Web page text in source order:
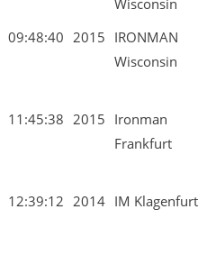
Wisconsin
09:48:40 2015 IRONMAN
Wisconsin
11:45:38 2015 Ironman
Frankfurt
12:39:12 2014 IM Klagenfurt